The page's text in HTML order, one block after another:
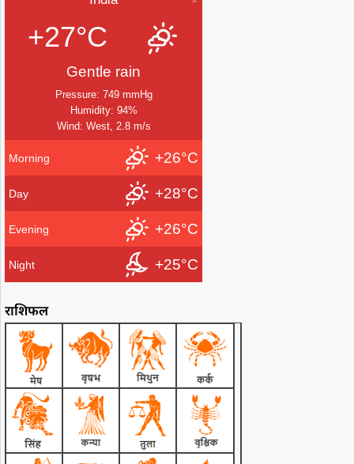
+27°C
Gentle rain
Pressure: 749 mmHg
Humidity: 94%
Wind: West, 2.8 m/s
Morning +26°C
Day +28°C
Evening +26°C
Night +25°C
राशिफल